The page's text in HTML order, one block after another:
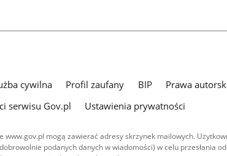
cywilna Profil zaufany BIP Prawa
serwisu Gov.pl
Ustawienia prywatności
www.gov.pl mogą zawierać adresy skrzynek mailowych.
podanych danych w wiadomości) w celu przesłania